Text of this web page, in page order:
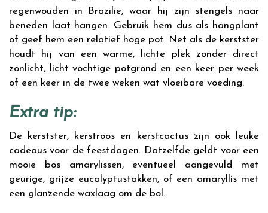
regenwouden in Brazilië, waar hij zijn stengels naar
beneden laat hangen. Gebruik hem dus als hangplant
of geef hem een relatief hoge pot. Net als de kerstster
houdt hij van een warme, lichte plek zonder direct
zonlicht, licht vochtige potgrond en een keer per week
of een keer in de twee weken wat vloeibare voeding.
Extra tip:
De kerstster, kerstroos en kerstcactus zijn ook leuke
cadeaus voor de feestdagen. Datzelfde geldt voor een
mooie bos amarylissen, eventueel aangevuld met
geurige, grijze eucalyptustakken, of een amaryllis met
een glanzende waxlaag om de bol.